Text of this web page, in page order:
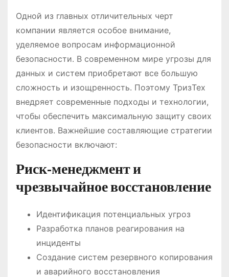
Одной из главных отличительных черт
компании является особое внимание,
уделяемое вопросам информационной
безопасности. В современном мире угрозы для
данных и систем приобретают все большую
сложность и изощренность. Поэтому ТризТех
внедряет современные подходы и технологии,
чтобы обеспечить максимальную защиту своих
клиентов. Важнейшие составляющие стратегии
безопасности включают:
Риск-менеджмент и
чрезвычайное восстановление
Идентификация потенциальных угроз
Разработка планов реагирования на
инциденты
Создание систем резервного копирования
и аварийного восстановления